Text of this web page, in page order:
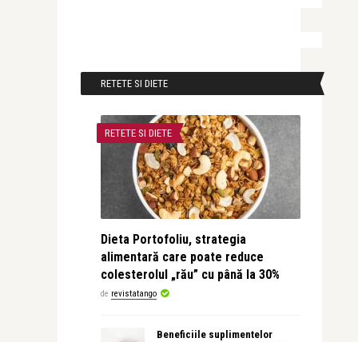
RETETE SI DIETE
RETETE SI DIETE
Dieta Portofoliu, strategia
alimentară care poate reduce
colesterolul „rău” cu până la 30%
de revistatango
Beneficiile suplimentelor